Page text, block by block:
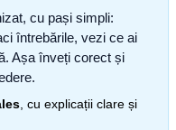
cu pași simpli:
întrebările, vezi ce ai
Așa înveți corect și
, cu explicații clare și